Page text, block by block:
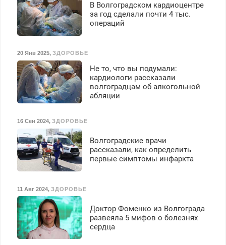
В Волгоградском кардиоцентре
за год сделали почти 4 тыс.
операций
20 Янв 2025, ЗДОРОВЬЕ
Не то, что вы подумали:
кардиологи рассказали
волгоградцам об алкогольной
абляции
16 Сен 2024, ЗДОРОВЬЕ
Волгоградские врачи
рассказали, как определить
первые симптомы инфаркта
11 Авг 2024, ЗДОРОВЬЕ
Доктор Фоменко из Волгограда
развеяла 5 мифов о болезнях
сердца